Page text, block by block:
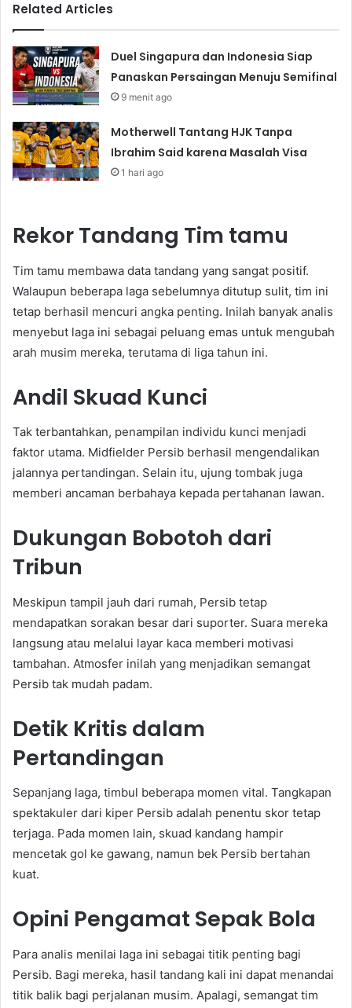
Related Articles
Duel Singapura dan Indonesia Siap
Panaskan Persaingan Menuju Semifinal
9 menit ago
Motherwell Tantang HJK Tanpa
Ibrahim Said karena Masalah Visa
1 hari ago
Rekor Tandang Tim tamu
Tim tamu membawa data tandang yang sangat positif.
Walaupun beberapa laga sebelumnya ditutup sulit, tim ini
tetap berhasil mencuri angka penting. Inilah banyak analis
menyebut laga ini sebagai peluang emas untuk mengubah
arah musim mereka, terutama di liga tahun ini.
Andil Skuad Kunci
Tak terbantahkan, penampilan individu kunci menjadi
faktor utama. Midfielder Persib berhasil mengendalikan
jalannya pertandingan. Selain itu, ujung tombak juga
memberi ancaman berbahaya kepada pertahanan lawan.
Dukungan Bobotoh dari
Tribun
Meskipun tampil jauh dari rumah, Persib tetap
mendapatkan sorakan besar dari suporter. Suara mereka
langsung atau melalui layar kaca memberi motivasi
tambahan. Atmosfer inilah yang menjadikan semangat
Persib tak mudah padam.
Detik Kritis dalam
Pertandingan
Sepanjang laga, timbul beberapa momen vital. Tangkapan
spektakuler dari kiper Persib adalah penentu skor tetap
terjaga. Pada momen lain, skuad kandang hampir
mencetak gol ke gawang, namun bek Persib bertahan
kuat.
Opini Pengamat Sepak Bola
Para analis menilai laga ini sebagai titik penting bagi
Persib. Bagi mereka, hasil tandang kali ini dapat menandai
titik balik bagi perjalanan musim. Apalagi, semangat tim